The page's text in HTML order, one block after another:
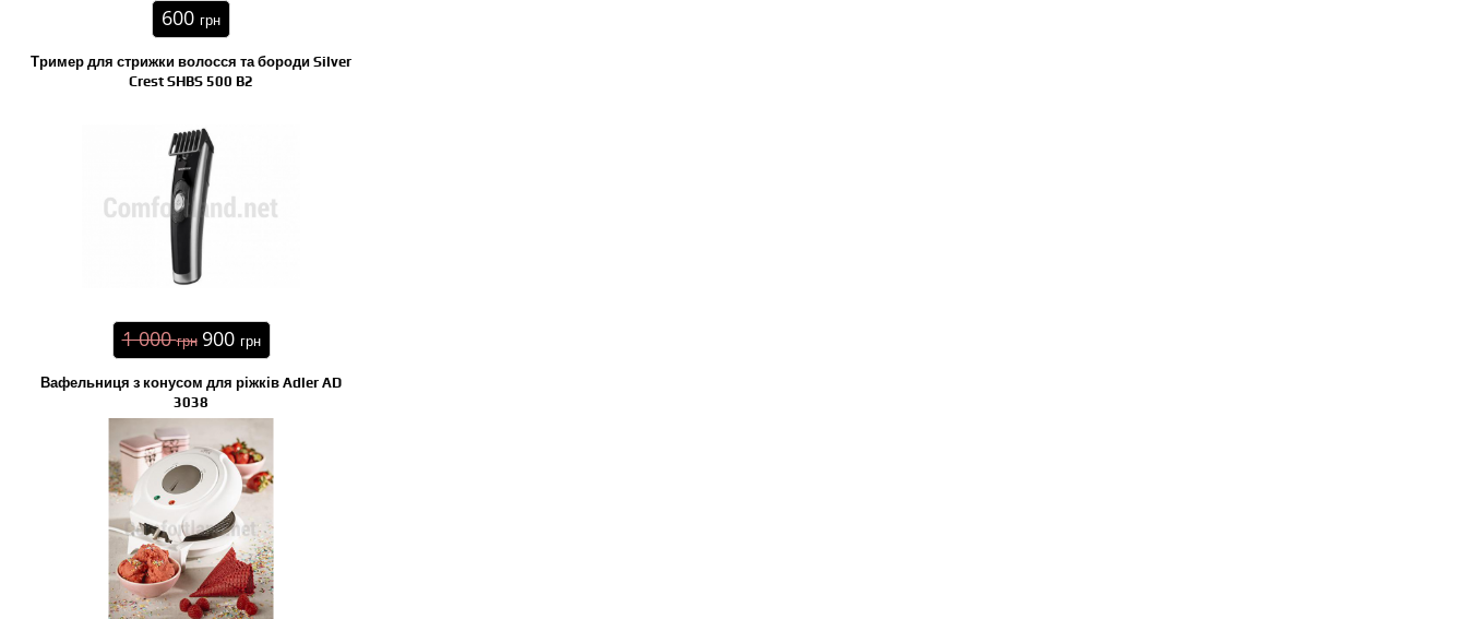
600 грн
Тример для стрижки волосся та бороди Silver
Crest SHBS 500 B2
1 000грн 900 грн
Вафельниця з конусом для ріжків Adler AD
3038